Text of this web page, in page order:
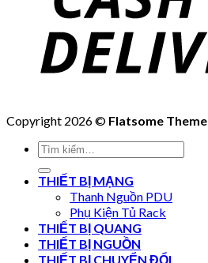
Copyright 2026 © Flatsome Theme
Tìm
kiếm:
THIẾT BỊ MẠNG
Thanh Nguồn PDU
Phụ Kiện Tủ Rack
THIẾT BỊ QUANG
THIẾT BỊ NGUỒN
THIẾT BỊ CHUYỂN ĐỔI